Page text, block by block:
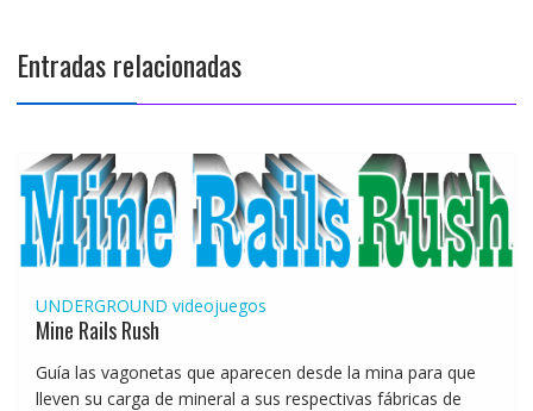
Entradas relacionadas
UNDERGROUND videojuegos
Mine Rails Rush
Guía las vagonetas que aparecen desde la mina para que
lleven su carga de mineral a sus respectivas fábricas de